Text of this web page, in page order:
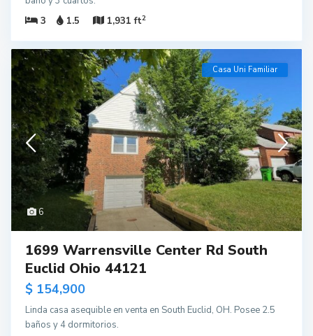
3
1.5 1,931 ft2
6
Casa Uni Familiar
1699 Warrensville Center Rd South
Euclid Ohio 44121
$ 154,900
Linda casa asequible en venta en South Euclid, OH. Posee 2.5
baños y 4 dormitorios.